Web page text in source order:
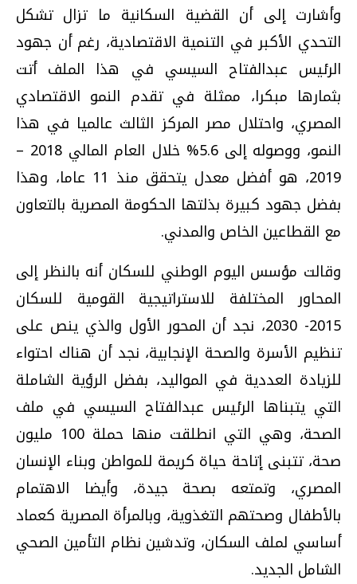
وأشارت إلى أن القضية السكانية ما تزال تشكل
التحدي الأكبر في التنمية الاقتصادية، رغم أن جهود
الرئيس عبدالفتاح السيسي في هذا الملف أتت
بثمارها مبكرا، ممثلة في تقدم النمو الاقتصادي
المصري، واحتلال مصر المركز الثالث عالميا في هذا
النمو، ووصوله إلى 5.6% خلال العام المالي 2018 –
2019، هو أفضل معدل يتحقق منذ 11 عاما، وهذا
بفضل جهود كبيرة بذلتها الحكومة المصرية بالتعاون
مع القطاعين الخاص والمدني.
وقالت مؤسس اليوم الوطني للسكان أنه بالنظر إلى
المحاور المختلفة للاستراتيجية القومية للسكان
2015- 2030، نجد أن المحور الأول والذي ينص على
تنظيم الأسرة والصحة الإنجابية، نجد أن هناك احتواء
للزيادة العددية في المواليد، بفضل الرؤية الشاملة
التي يتبناها الرئيس عبدالفتاح السيسي في ملف
الصحة، وهي التي انطلقت منها حملة 100 مليون
صحة، تتبنى إتاحة حياة كريمة للمواطن وبناء الإنسان
المصري، وتمتعه بصحة جيدة، وأيضا الاهتمام
بالأطفال وصحتهم التغذوية، وبالمرأة المصرية كعماد
أساسي لملف السكان، وتدشين نظام التأمين الصحي
الشامل الجديد.